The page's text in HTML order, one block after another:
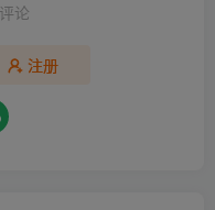
论
注册